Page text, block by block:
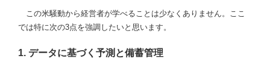
この米騒動から経営者が学べることは少なくありません。ここ
では特に次の3点を強調したいと思います。
1. データに基づく予測と備蓄管理